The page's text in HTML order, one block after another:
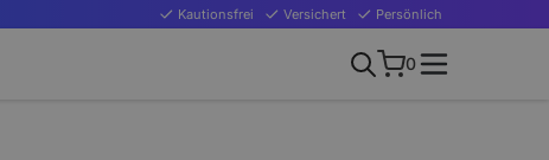
Kautionsfrei Versichert Persönlich
0